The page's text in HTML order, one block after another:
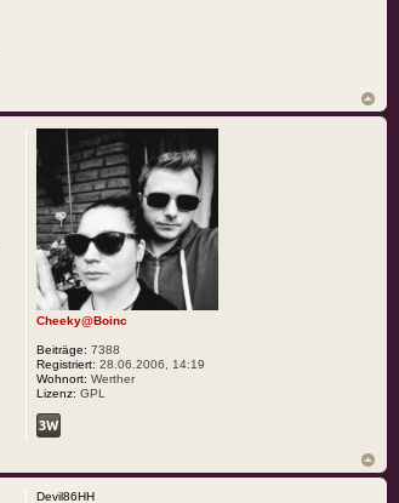
Cheeky@Boinc
Beiträge: 7388
Registriert: 28.06.2006, 14:19
Wohnort: Werther
Lizenz: GPL
Devil86HH